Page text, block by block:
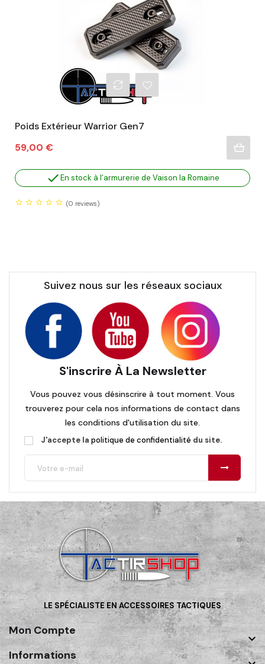
Poids Extérieur Warrior Gen7
Prix
59,00 €
En stock à l'armurerie de Vaison la Romaine
(0 reviews)
Suivez nous sur les réseaux sociaux
S'inscrire À La Newsletter
Vous pouvez vous désinscrire à tout moment. Vous
trouverez pour cela nos informations de contact dans
les conditions d'utilisation du site.
J'accepte la politique de confidentialité du site.
LE SPÉCIALISTE EN ACCESSOIRES TACTIQUES
Mon Compte

Informations